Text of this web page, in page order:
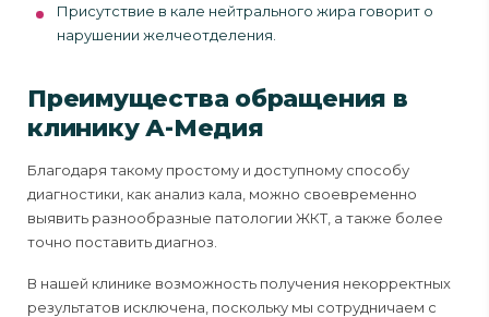
Присутствие в кале нейтрального жира говорит о
нарушении желчеотделения.
Преимущества обращения в
клинику А-Медия
Благодаря такому простому и доступному способу
диагностики, как анализ кала, можно своевременно
выявить разнообразные патологии ЖКТ, а также более
точно поставить диагноз.
В нашей клинике возможность получения некорректных
результатов исключена, поскольку мы сотрудничаем с